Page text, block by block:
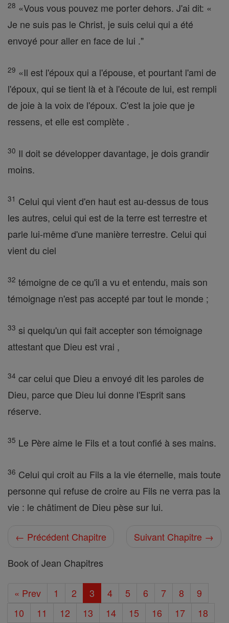
28 «Vous vous pouvez me porter dehors. J'ai dit: «
Je ne suis pas le Christ, je suis celui qui a été
envoyé pour aller en face de lui ."
29 «Il est l'époux qui a l'épouse, et pourtant l'ami de
l'époux, qui se tient là et à l'écoute de lui, est rempli
de joie à la voix de l'époux. C'est la joie que je
ressens, et elle est complète .
30 Il doit se développer davantage, je dois grandir
moins.
31 Celui qui vient d'en haut est au-dessus de tous
les autres, celui qui est de la terre est terrestre et
parle lui-même d'une manière terrestre. Celui qui
vient du ciel
32 témoigne de ce qu'il a vu et entendu, mais son
témoignage n'est pas accepté par tout le monde ;
33 si quelqu'un qui fait accepter son témoignage
attestant que Dieu est vrai ,
34 car celui que Dieu a envoyé dit les paroles de
Dieu, parce que Dieu lui donne l'Esprit sans
réserve.
35 Le Père aime le Fils et a tout confié à ses mains.
36 Celui qui croit au Fils a la vie éternelle, mais toute
personne qui refuse de croire au Fils ne verra pas la
vie : le châtiment de Dieu pèse sur lui.
← Précédent Chapitre
Suivant Chapitre →
Book of Jean Chapitres
« Prev 1 2 3 4 5 6 7 8
9
10
11 12 13 14 15 16 17
18